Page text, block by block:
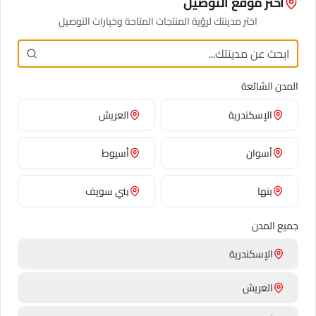
🌱 طريقة العناية
الفريزيا بتفتح برعم ورا التاني على الساق — قص كل يومين
وعرض الإزهار بيفضل 8–12 يوم. تجنب الشمس المباشرة عشان
تحافظ على الريحة.
✨ معلومة طريفة
الفريزيا من أهم تلات زهور بتستخدم في العطور الحديثة — مع
الورد الجوري والياسمين. عطور ديور وشانيل وجو مالون كلها فيها
اختر مدينتك لرؤية المنتجات المتاحة وخيارات التوصيل
المدن الشائعة
الإسكندرية
العريش
أسوان أسيوط
بنها
بني سويف
جميع المدن
الإسكندرية
العريش
Close